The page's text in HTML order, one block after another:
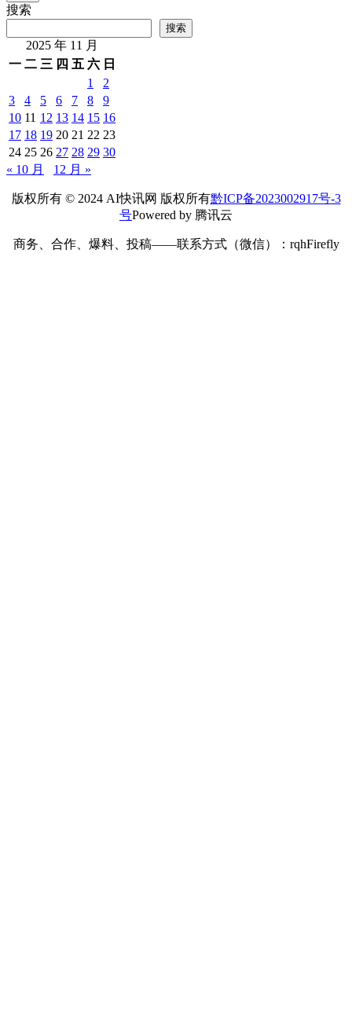
搜索
搜索
2025 年 11 月
一 二 三 四 五 六 日
1
2
3
4 5 6 7 8
9
10 11 12 13 14 15 16
17 18 19 20 21 22 23
24 25 26 27 28 29 30
« 10 月
12 月 »
版权所有 © 2024 AI快讯网 版权所有黔ICP备2023002917号-3
号Powered by 腾讯云
商务、合作、爆料、投稿——联系方式（微信）：rqhFirefly